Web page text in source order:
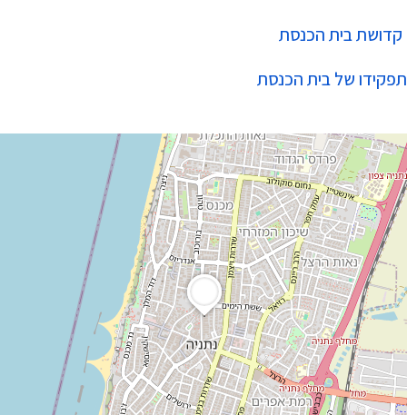
קדושת בית הכנסת
תפקידו של בית הכנסת